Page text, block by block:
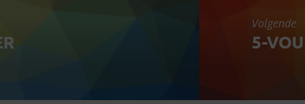
Volgende
5-